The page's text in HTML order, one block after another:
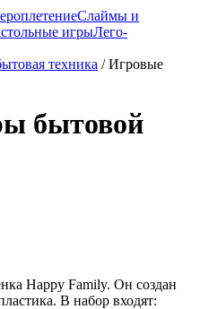
Слаймы и
игрыЛего-
техника / Игровые
бытовой
Happy Family. Он создан
В набор входят: